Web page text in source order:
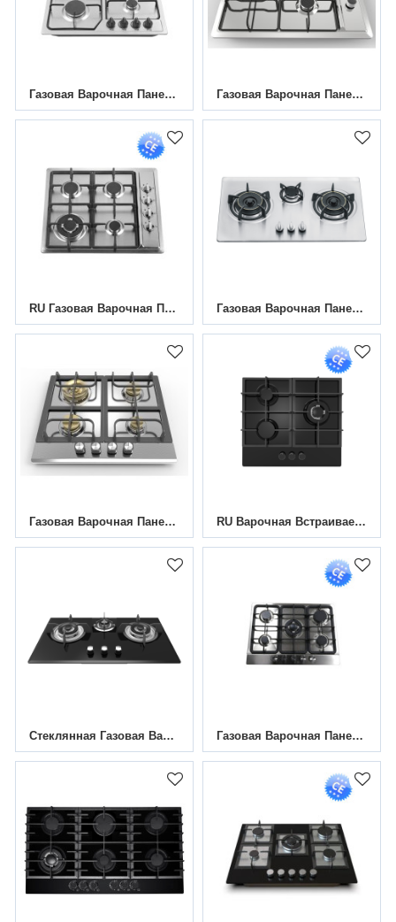
Газовая Варочная Панель Из Нержавеющей Стали С 4 Конфорками|MGBS-604C|590 Мм Газовая Варочная Панель Из Нержавеющей Стали С 3 Конфорками|MGBS-603D|580 Мм
RU Газовая Варочная Панель|MGBS-604D|590 Мм Газовая Варочная Панель Из Нержавеющей Стали С 3 Конфорками|MGBS-765C|760 Мм
Газовая Варочная Панель Из Нержавеющей Стали С 4 Конфорками | MGBS-604R3 | 24 Дюйма RU Варочная Встраиваемая Панель Газовая 3 Конфорками MGBG-603M2 | 600 Мм
Стеклянная Газовая Варочная Панель С 3 Конфорками HBG-733M8 | 730 Мм Газовая Варочная Панель Из Нержавеющей Стали С 5 Конфорками|MGBS-705A|700 Мм